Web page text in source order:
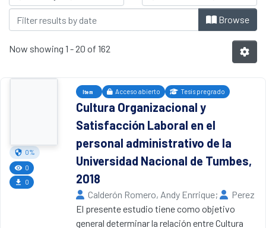
Browse
Now showing 1 - 20 of 162
0%
0
0
Item Acceso abierto Tesis pregrado
Cultura Organizacional y
Satisfacción Laboral en el
personal administrativo de la
Universidad Nacional de Tumbes,
2018
Calderón Romero, Andy Enrrique;
Perez
Urruchi, Abraham Eudes ,
2018
Universidad Nacional de Tumbes
El presente estudio tiene como objetivo
general determinar la relación entre Cultura